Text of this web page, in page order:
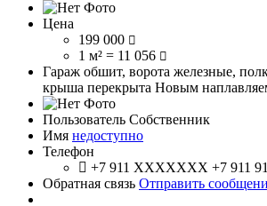
Цена
199 000
1 м² = 11 056
Гараж обшит, ворота железные,
крыша перекрыта Новым
Пользователь Собственник
Имя недоступно
Телефон
+7 911 XXXXXXX +7 911
Обратная связь Отправить